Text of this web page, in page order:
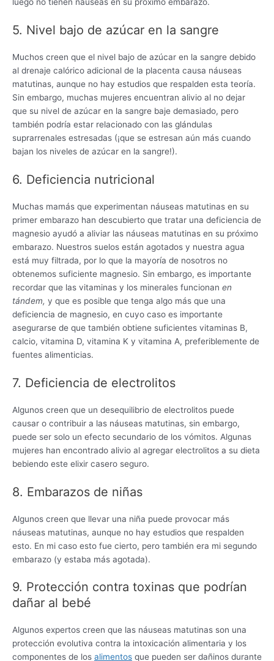
5. Nivel bajo de azúcar en la sangre
Muchos creen que el nivel bajo de azúcar en la sangre debido
al drenaje calórico adicional de la placenta causa náuseas
matutinas, aunque no hay estudios que respalden esta teoría.
Sin embargo, muchas mujeres encuentran alivio al no dejar
que su nivel de azúcar en la sangre baje demasiado, pero
también podría estar relacionado con las glándulas
suprarrenales estresadas (¡que se estresan aún más cuando
bajan los niveles de azúcar en la sangre!).
6. Deficiencia nutricional
Muchas mamás que experimentan náuseas matutinas en su
primer embarazo han descubierto que tratar una deficiencia de
magnesio ayudó a aliviar las náuseas matutinas en su próximo
embarazo. Nuestros suelos están agotados y nuestra agua
está muy filtrada, por lo que la mayoría de nosotros no
obtenemos suficiente magnesio. Sin embargo, es importante
recordar que las vitaminas y los minerales funcionan en
tándem, y que es posible que tenga algo más que una
deficiencia de magnesio, en cuyo caso es importante
asegurarse de que también obtiene suficientes vitaminas B,
calcio, vitamina D, vitamina K y vitamina A, preferiblemente de
fuentes alimenticias.
7. Deficiencia de electrolitos
Algunos creen que un desequilibrio de electrolitos puede
causar o contribuir a las náuseas matutinas, sin embargo,
puede ser solo un efecto secundario de los vómitos. Algunas
mujeres han encontrado alivio al agregar electrolitos a su dieta
bebiendo este elixir casero seguro.
8. Embarazos de niñas
Algunos creen que llevar una niña puede provocar más
náuseas matutinas, aunque no hay estudios que respalden
esto. En mi caso esto fue cierto, pero también era mi segundo
embarazo (y estaba más agotada).
9. Protección contra toxinas que podrían
dañar al bebé
Algunos expertos creen que las náuseas matutinas son una
protección evolutiva contra la intoxicación alimentaria y los
componentes de los alimentos que pueden ser dañinos durante